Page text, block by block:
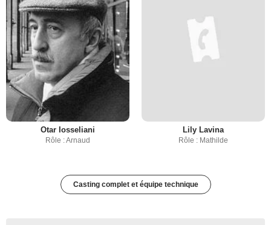
Otar Iosseliani
Rôle : Arnaud
Lily Lavina
Rôle : Mathilde
Casting complet et équipe technique